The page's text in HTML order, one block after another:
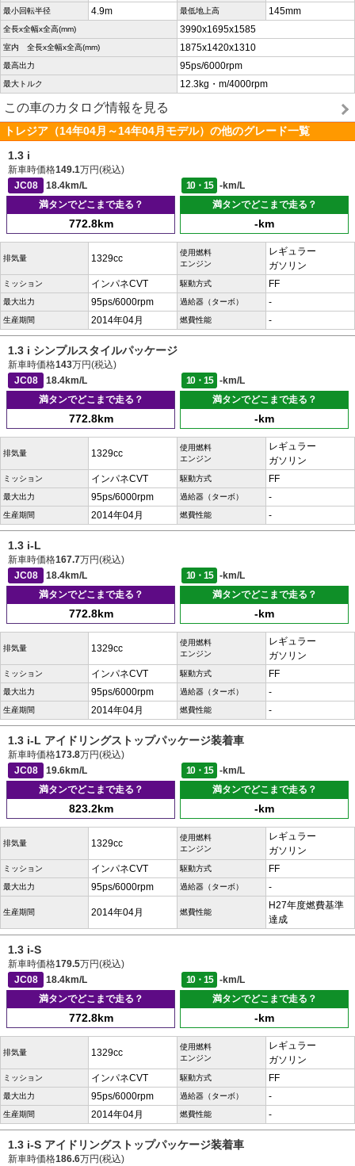
最小回転半径 4.9m 最低地上高 145mm
全長x全幅x全高(mm) 3990x1695x1585
室内 全長x全幅x全高(mm) 1875x1420x1310
最高出力 95ps/6000rpm
最大トルク 12.3kg・m/4000rpm
この車のカタログ情報を見る
トレジア（14年04月～14年04月モデル）の他のグレード一覧
1.3 i
新車時価格149.1万円(税込)
JC08
18.4km/L 10・15
-km/L
満タンでどこまで走る？
772.8km
満タンでどこまで走る？
-km
排気量 1329cc
使用燃料
エンジン
レギュラー
ガソリン
ミッション インパネCVT 駆動方式 FF
最大出力 95ps/6000rpm 過給器（ターボ） -
生産期間 2014年04月 燃費性能 -
1.3 i シンプルスタイルパッケージ
新車時価格143万円(税込)
JC08
18.4km/L 10・15
-km/L
満タンでどこまで走る？
772.8km
満タンでどこまで走る？
-km
排気量 1329cc
使用燃料
エンジン
レギュラー
ガソリン
ミッション インパネCVT 駆動方式 FF
最大出力 95ps/6000rpm 過給器（ターボ） -
生産期間 2014年04月 燃費性能 -
1.3 i-L
新車時価格167.7万円(税込)
JC08
18.4km/L 10・15
-km/L
満タンでどこまで走る？
772.8km
満タンでどこまで走る？
-km
排気量 1329cc
使用燃料
エンジン
レギュラー
ガソリン
ミッション インパネCVT 駆動方式 FF
最大出力 95ps/6000rpm 過給器（ターボ） -
生産期間 2014年04月 燃費性能 -
1.3 i-L アイドリングストップパッケージ装着車
新車時価格173.8万円(税込)
JC08
19.6km/L 10・15
-km/L
満タンでどこまで走る？
823.2km
満タンでどこまで走る？
-km
排気量 1329cc
使用燃料
エンジン
レギュラー
ガソリン
ミッション インパネCVT 駆動方式 FF
最大出力 95ps/6000rpm 過給器（ターボ） -
生産期間 2014年04月 燃費性能
H27年度燃費基準
達成
1.3 i-S
新車時価格179.5万円(税込)
JC08
18.4km/L 10・15
-km/L
満タンでどこまで走る？
772.8km
満タンでどこまで走る？
-km
排気量 1329cc
使用燃料
エンジン
レギュラー
ガソリン
ミッション インパネCVT 駆動方式 FF
最大出力 95ps/6000rpm 過給器（ターボ） -
生産期間 2014年04月 燃費性能 -
1.3 i-S アイドリングストップパッケージ装着車
新車時価格186.6万円(税込)